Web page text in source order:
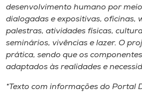
desenvolvimento humano por
dialogadas e expositivas, oficinas,
palestras, atividades físicas,
seminários, vivências e lazer. O
prática, sendo que os
adaptados às realidades e
*Texto com informações do Portal